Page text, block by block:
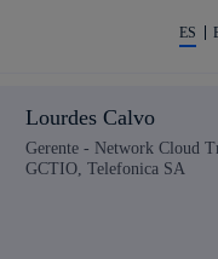
La acción
ES
Lourdes Calvo
Gerente - Network Cloud
GCTIO, Telefonica SA